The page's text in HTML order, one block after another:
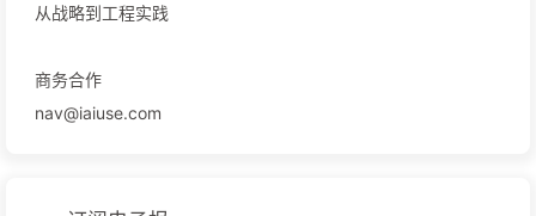
从战略到工程实践
商务合作
nav@iaiuse.com